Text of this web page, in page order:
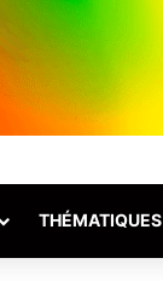
THÉMATIQUES